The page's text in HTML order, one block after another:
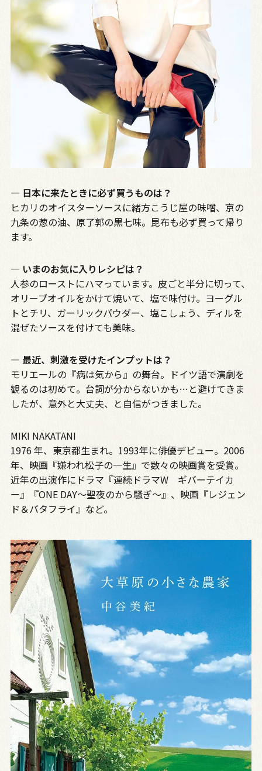
― 日本に来たときに必ず買うものは？
ヒカリのオイスターソースに緒方こうじ屋の味噌、京の
九条の葱の油、原了郭の黒七味。昆布も必ず買って帰り
ます。
― いまのお気に入りレシピは？
人参のローストにハマっています。皮ごと半分に切って、
オリーブオイルをかけて焼いて、塩で味付け。ヨーグル
トとチリ、ガーリックパウダー、塩こしょう、ディルを
混ぜたソースを付けても美味。
― 最近、刺激を受けたインプットは？
モリエールの『病は気から』の舞台。ドイツ語で演劇を
観るのは初めて。台詞が分からないかも…と避けてきま
したが、意外と大丈夫、と自信がつきました。
MIKI NAKATANI
1976 年、東京都生まれ。1993年に俳優デビュー。2006
年、映画『嫌われ松子の一生』で数々の映画賞を受賞。
近年の出演作にドラマ『連続ドラマW ギバーテイカ
ー』『ONE DAY～聖夜のから騒ぎ～』、映画『レジェン
ド＆バタフライ』など。